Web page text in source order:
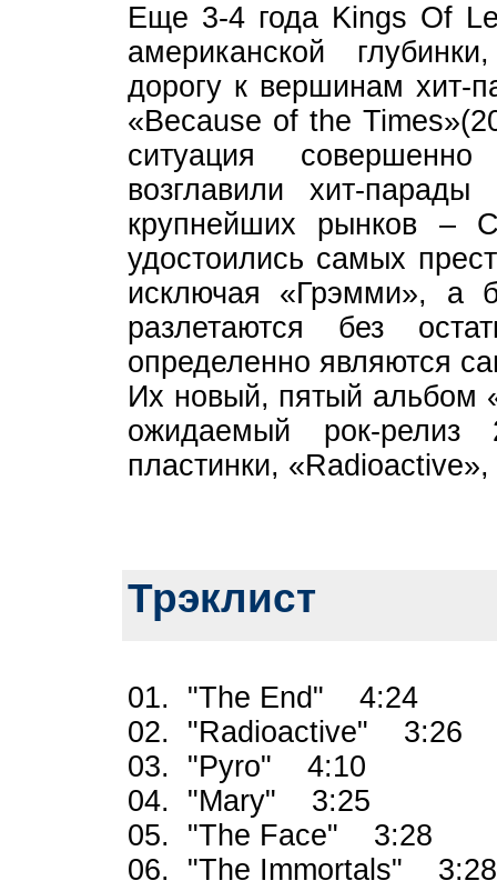
Еще 3-4 года Kings Of
американской
дорогу к вершинам хит-
«Because of the
ситуация
возглавили хит-
крупнейших рынков
удостоились самых
исключая «Грэмми», а
разлетаются без
определенно являются
Их новый, пятый альбом
ожидаемый рок-
пластинки,
Трэклист
01. "The End" 4:24
02. "Radioactive" 3:26
03. "Pyro" 4:10
04. "Mary" 3:25
05. "The Face" 3:28
06. "The Immortals" 3:28